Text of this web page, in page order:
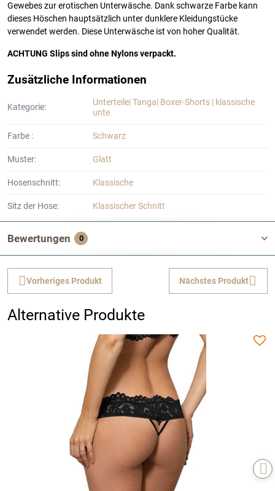
Gewebes zur erotischen Unterwäsche. Dank schwarze Farbe kann
dieses Höschen hauptsätzlich unter dunklere Kleidungstücke
verwendet werden. Diese Unterwäsche ist von hoher Qualität.
ACHTUNG Slips sind ohne Nylons verpackt.
Zusätzliche Informationen
Kategorie:
Unterteile| Tanga| Boxer-Shorts | klassische
unte
Farbe : Schwarz
Muster: Glatt
Hosenschnitt: Klassische
Sitz der Hose: Klassischer Schnitt
Bewertungen 0
Vorheriges Produkt Nächstes Produkt
Alternative Produkte